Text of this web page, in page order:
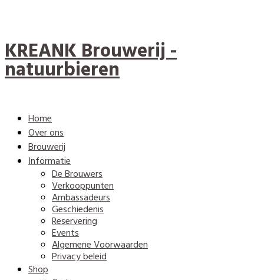
KREANK Brouwerij -
natuurbieren
Home
Over ons
Brouwerij
Informatie
De Brouwers
Verkooppunten
Ambassadeurs
Geschiedenis
Reservering
Events
Algemene Voorwaarden
Privacy beleid
Shop